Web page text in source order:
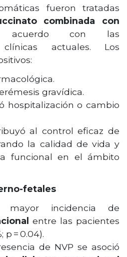
fueron tratadas
combinada con
con las
clínicas actuales. Los
gravídica.
hospitalización o cambio
al control eficaz de
la calidad de vida y
funcional en el ámbito
fetales
mayor incidencia de
entre las pacientes
p = 0.04).
de NVP se asoció